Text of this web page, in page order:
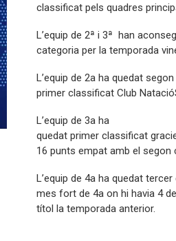
classificat pels quadres
L’equip de 2ª i 3ª han
categoria per la temporada
L’equip de 2a ha quedat
primer classificat Club
L’equip de 3a ha
quedat primer classificat
16 punts empat amb el segon
L’equip de 4a ha quedat
mes fort de 4a on hi havia 4
títol la temporada anterior.